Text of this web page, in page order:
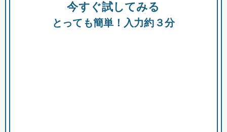
助成金 融資 出資
今すぐ試してみる
とっても簡単！入力約３分